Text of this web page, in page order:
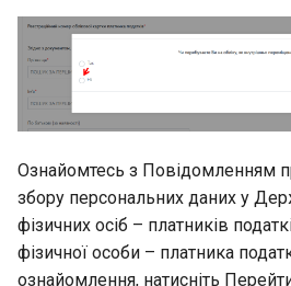
Ознайомтесь з Повідомленням
збору персональних даних у
фізичних осіб – платників
фізичної особи – платника
ознайомлення, натисніть